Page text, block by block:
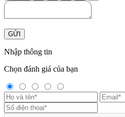
GỬI
Nhập thông tin
Chọn đánh giá của bạn